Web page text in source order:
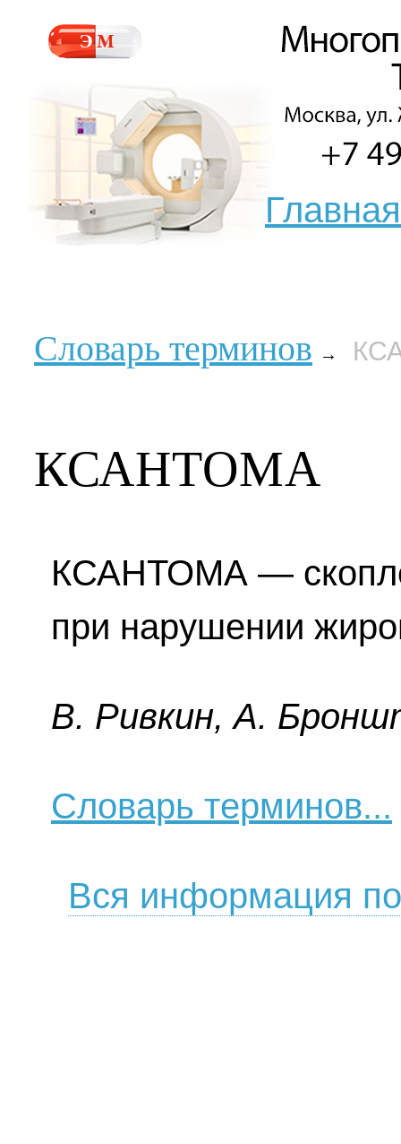
Главная
Словарь терминов →
КСАНТОМА
КСАНТОМА —
при нарушении
B. Pивкин, A.
Словарь терминов...
Вся информация